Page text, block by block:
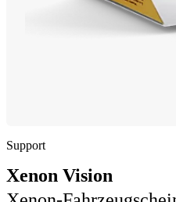
Support
Xenon Vision